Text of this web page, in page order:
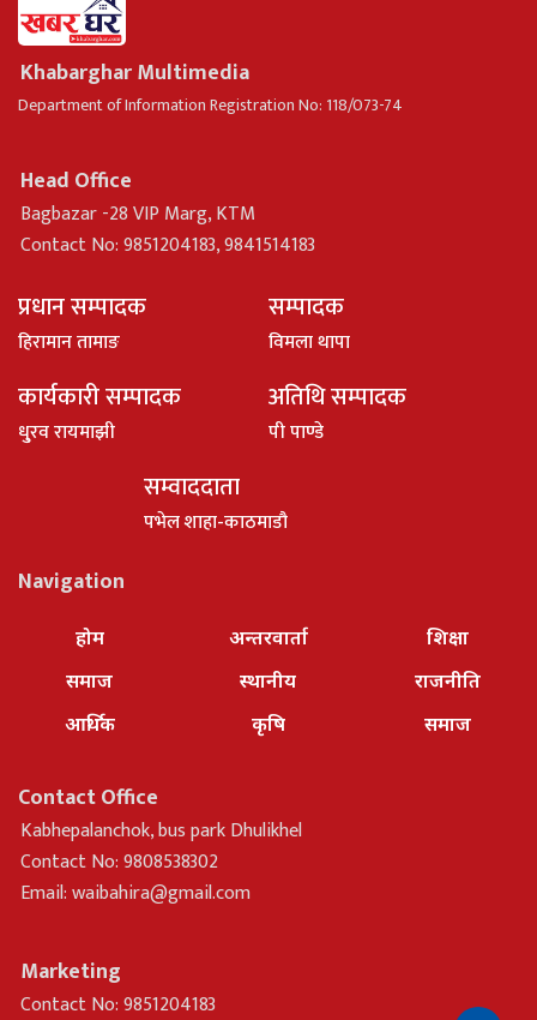
Khabarghar Multimedia
Department of Information Registration No: 118/073-74
Head Office
Bagbazar -28 VIP Marg, KTM
Contact No: 9851204183, 9841514183
प्रधान सम्पादक
हिरामान तामाङ
सम्पादक
विमला थापा
कार्यकारी सम्पादक
धु्रव रायमाझी
अतिथि सम्पादक
पी पाण्डे
सम्वाददाता
पभेल शाहा-काठमाडौ
Navigation
होम
समाज
आर्थिक
अन्तरवार्ता
स्थानीय
कृषि
शिक्षा
राजनीति
समाज
Contact Office
Kabhepalanchok, bus park Dhulikhel
Contact No: 9808538302
Email:waibahira@gmail.com
Marketing
Contact No: 9851204183